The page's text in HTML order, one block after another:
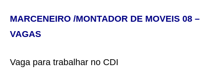
MARCENEIRO /MONTADOR DE MOVEIS 08 –
VAGAS
Vaga para trabalhar no CDI